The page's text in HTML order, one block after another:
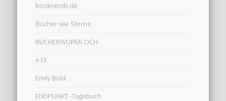
booknerds.de
Bücher wie Sterne
BÜCHERWURMLOCH
e13
Emily Bold
ENDPUNKT -Tagebuch